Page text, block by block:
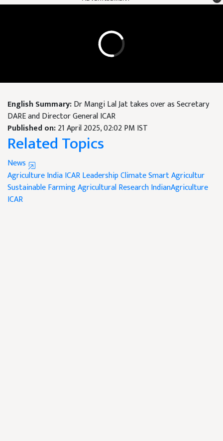
English Summary:Dr Mangi Lal Jat takes over as Secretary
DARE and Director General ICAR
Published on:21 April 2025, 02:02 PM IST
Related Topics
News
Agriculture IndiaICAR LeadershipClimate Smart Agricultur
Sustainable FarmingAgricultural ResearchIndianAgriculture
ICAR